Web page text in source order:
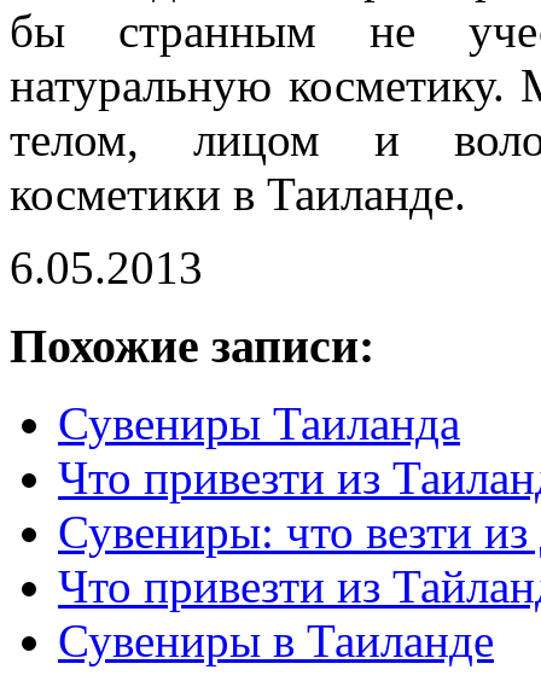
бы странным не
натуральную косметику.
телом, лицом и
косметики в Таиланде.
6.05.2013
Похожие записи:
Сувениры Таиланда
Что привезти из
Сувениры: что везти из
Что привезти из
Сувениры в Таиланде